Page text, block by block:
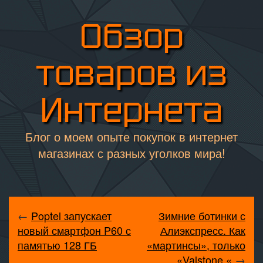
Обзор
товаров из
Интернета
Блог о моем опыте покупок в интернет
магазинах с разных уголков мира!
← Poptel запускает
новый смартфон P60 с
памятью 128 ГБ
Зимние ботинки с
Алиэкспресс. Как
«мартинсы», только
«Valstone « →